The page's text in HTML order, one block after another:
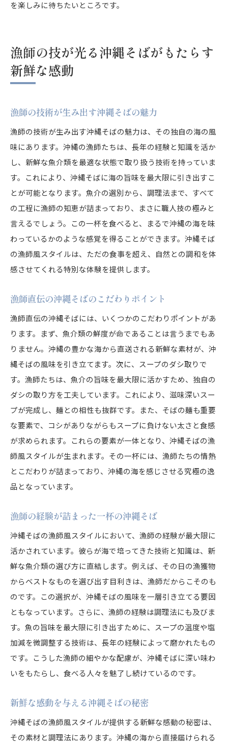
を楽しみに待ちたいところです。
漁師の技が光る沖縄そばがもたらす
新鮮な感動
漁師の技術が生み出す沖縄そばの魅力
漁師の技術が生み出す沖縄そばの魅力は、その独自の海の風
味にあります。沖縄の漁師たちは、長年の経験と知識を活か
し、新鮮な魚介類を最適な状態で取り扱う技術を持っていま
す。これにより、沖縄そばに海の旨味を最大限に引き出すこ
とが可能となります。魚介の選別から、調理法まで、すべて
の工程に漁師の知恵が詰まっており、まさに職人技の極みと
言えるでしょう。この一杯を食べると、まるで沖縄の海を味
わっているかのような感覚を得ることができます。沖縄そば
の漁師風スタイルは、ただの食事を超え、自然との調和を体
感させてくれる特別な体験を提供します。
漁師直伝の沖縄そばのこだわりポイント
漁師直伝の沖縄そばには、いくつかのこだわりポイントがあ
ります。まず、魚介類の鮮度が命であることは言うまでもあ
りません。沖縄の豊かな海から直送される新鮮な素材が、沖
縄そばの風味を引き立てます。次に、スープのダシ取りで
す。漁師たちは、魚介の旨味を最大限に活かすため、独自の
ダシの取り方を工夫しています。これにより、滋味深いスー
プが完成し、麺との相性も抜群です。また、そばの麺も重要
な要素で、コシがありながらもスープに負けない太さと食感
が求められます。これらの要素が一体となり、沖縄そばの漁
師風スタイルが生まれます。その一杯には、漁師たちの情熱
とこだわりが詰まっており、沖縄の海を感じさせる究極の逸
品となっています。
漁師の経験が詰まった一杯の沖縄そば
沖縄そばの漁師風スタイルにおいて、漁師の経験が最大限に
活かされています。彼らが海で培ってきた技術と知識は、新
鮮な魚介類の選び方に直結します。例えば、その日の漁獲物
からベストなものを選び出す目利きは、漁師だからこそのも
のです。この選択が、沖縄そばの風味を一層引き立てる要因
ともなっています。さらに、漁師の経験は調理法にも及びま
す。魚の旨味を最大限に引き出すために、スープの温度や塩
加減を微調整する技術は、長年の経験によって磨かれたもの
です。こうした漁師の細やかな配慮が、沖縄そばに深い味わ
いをもたらし、食べる人々を魅了し続けているのです。
新鮮な感動を与える沖縄そばの秘密
沖縄そばの漁師風スタイルが提供する新鮮な感動の秘密は、
その素材と調理法にあります。沖縄の海から直接届けられる